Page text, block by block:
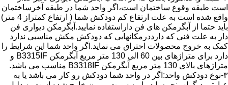
است طبقه وقوع ساختمان است،اگر واحد شما در طبقه آخرساختمان
واقع شده است به علت ارتفاع کم دودکش شما ( ارتفاع کمتراز 4 متر)
باید حتما از آبگرمکن های فن داراستفاده نمایید.آبگرمکن دیواری فن
دار به علت فنی که دارددرمکانهایی که دودکش مکش مناسبی ندارد
کمک به خروج محصولات احتراق می نماید.اگر واحد شما این شرایط را
دارد برای متراژهای بین 60 الی 130 متر مربع آبگرمکن B3315IF و
متراژهای بالای 130 متر مربع آبگرمکن B3318IF مناسب می باشد.
۳-نوع دودکش واحد:اگر در واحد شما دودکش رو کار می باشد یا به